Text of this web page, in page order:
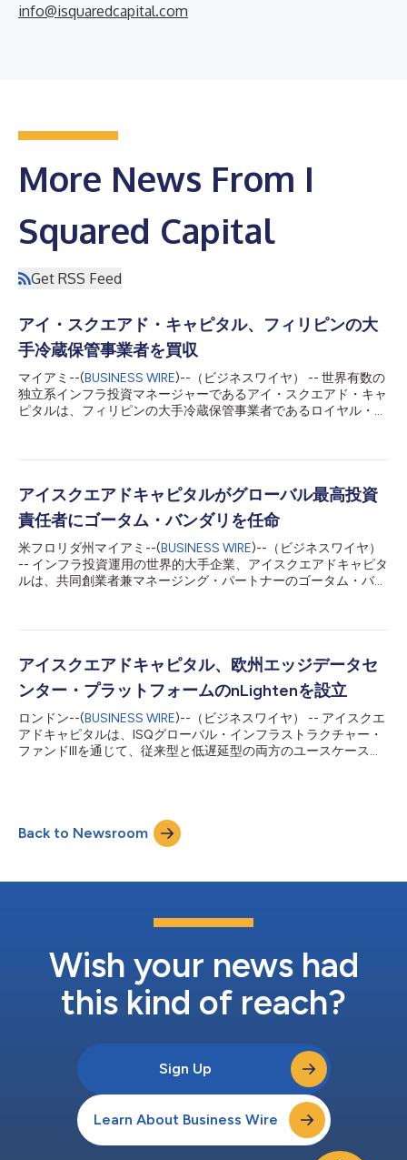
info@isquaredcapital.com
More News From I
Squared Capital
Get RSS Feed
アイ・スクエアド・キャピタル、フィリピンの大
手冷蔵保管事業者を買収
マイアミ--(BUSINESS WIRE)--（ビジネスワイヤ） -- 世界有数の
独立系インフラ投資マネージャーであるアイ・スクエアド・キャ
ピタルは、フィリピンの大手冷蔵保管事業者であるロイヤル・コ
ャピタルがフィリピン国内で機関投資家に適した冷蔵保管インフ
RCSは、メトロマニラおよびその周辺地域をカバーする主要な流
通拠点として機能する戦略的に立地された5つの冷蔵倉庫を運営
しており、ファストフード・チェーン（QSR）、食肉加工業、農
業、食品小売などの一流企業から成る顧客基盤を支えています。
アイ・スクエアドのシニアパートナーであるハーシュ・アグラワ
ル氏は次のように述べています。「RCSは、フィリピンの有力食
品企業に選ばれる信頼の冷蔵保管パートナーであると同時に、業
アイスクエアドキャピタルがグローバル最高投資
責任者にゴータム・バンダリを任命
米フロリダ州マイアミ--(BUSINESS WIRE)--（ビジネスワイヤ）
-- インフラ投資運用の世界的大手企業、アイスクエアドキャピタ
ルは、共同創業者兼マネージング・パートナーのゴータム・バン
兼マネージング・パートナーを務めるサデク・ワハバ（博士）と
になります。今回の新GCIO任命は、社内で実施中の経営・ガバ
ナンス体制変革プログラムの一環であり、これまでの実績を足掛
かりに、今後10年間とその先を見据えて企業体制の整備を進める
目的があります。 同時に、モハメッド・アデル・エル=ガザール
とハーシュ・アグラワルの2人がシニア・パートナーと執行委員
会メンバーに任命されました。新設される執行委員会は、会社の
戦略的発展を統率する役割を担います。 サデク・ワハバ（博
アイスクエアドキャピタル、欧州エッジデータセ
ンター・プラットフォームのnLightenを設立
ロンドン--(BUSINESS WIRE)--（ビジネスワイヤ） -- アイスクエ
アドキャピタルは、ISQグローバル・インフラストラクチャー・
ファンドIIIを通じて、従来型と低遅延型の両方のユースケースに
ない欧州の都市や地域に高品質のコロケーション・サービスを提
供するというnLightenの目標を支援します。nLightenは、米州の
KIOとアジアのBDxを含むアイスクエアドのグローバルなデータ
者でCEOのHarro Beusker、共同創立者でCTOのChad McCarthy
ニクスでEMEA企業開発担当SVP、ドイツ・オランダ事業マネジ
ングディレクター、フランス事業暫定マネジングディレクターと
エクイニクスのエンジニア...
Back to Newsroom
Wish your news had
this kind of reach?
Sign Up
Learn About Business Wire